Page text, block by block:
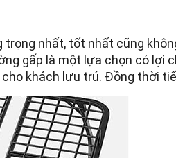
trọng nhất, tốt nhất cũng
gấp là một lựa chọn có lợi
khách lưu trú. Đồng thời